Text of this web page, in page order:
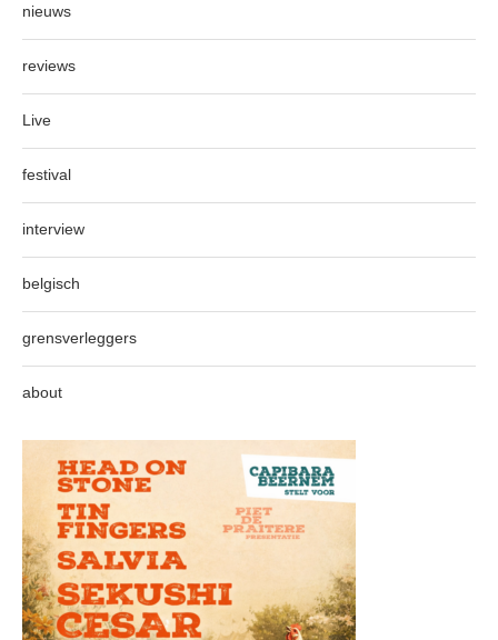
nieuws
reviews
Live
festival
interview
belgisch
grensverleggers
about